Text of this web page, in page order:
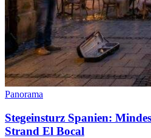
Panorama
Stegeinsturz Spanien:
Strand El Bocal